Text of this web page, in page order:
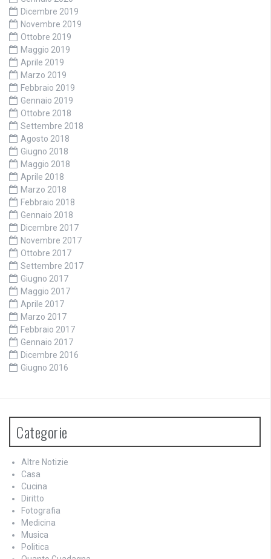
Dicembre 2019
Novembre 2019
Ottobre 2019
Maggio 2019
Aprile 2019
Marzo 2019
Febbraio 2019
Gennaio 2019
Ottobre 2018
Settembre 2018
Agosto 2018
Giugno 2018
Maggio 2018
Aprile 2018
Marzo 2018
Febbraio 2018
Gennaio 2018
Dicembre 2017
Novembre 2017
Ottobre 2017
Settembre 2017
Giugno 2017
Maggio 2017
Aprile 2017
Marzo 2017
Febbraio 2017
Gennaio 2017
Dicembre 2016
Giugno 2016
Categorie
Altre Notizie
Casa
Cucina
Diritto
Fotografia
Medicina
Musica
Politica